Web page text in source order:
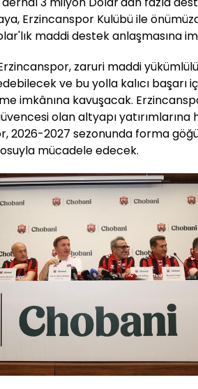
Erzincanspor Kulübü ile
maddi destek anlaşmasına
zaruri maddi
ve bu yolla kalıcı başarı
imkânına kavuşacak.
olan altyapı yatırımlarına
2026-2027 sezonunda forma
mücadele edecek.